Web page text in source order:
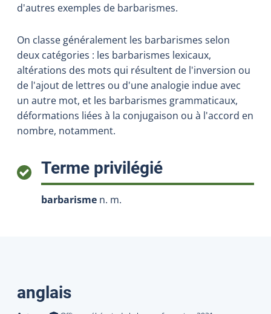
d'autres exemples de barbarismes.
On classe généralement les barbarismes selon
deux catégories : les barbarismes lexicaux,
altérations des mots qui résultent de l'inversion ou
de l'ajout de lettres ou d'une analogie indue avec
un autre mot, et les barbarismes grammaticaux,
déformations liées à la conjugaison ou à l'accord en
nombre, notamment.
Terme privilégié:
barbarisme n. m.
Traductions
anglais